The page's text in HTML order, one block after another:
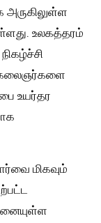
உலகத்தரம்
கலைஞர்களை
உயர்தர
மிகவும்